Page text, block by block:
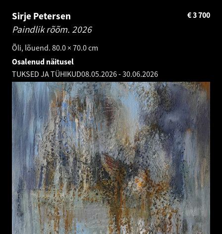
Sirje Petersen
Paindlik rõõm. 2026
Õli, lõuend. 80.0 × 70.0 cm
3 700
€
Osalenud näitusel
TUKSED JA TÜHIKUD08.05.2026-30.06.2026